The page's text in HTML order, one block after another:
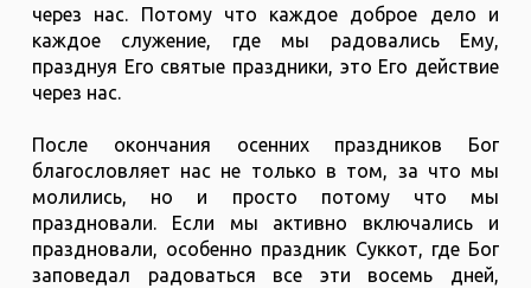
через нас. Потому что каждое доброе дело и
каждое служение, где мы радовались Ему,
празднуя Его святые праздники, это Его действие
через нас.
После окончания осенних праздников Бог
благословляет нас не только в том, за что мы
молились, но и просто потому что мы
праздновали. Если мы активно включались и
праздновали, особенно праздник Суккот, где Бог
заповедал радоваться все эти восемь дней,